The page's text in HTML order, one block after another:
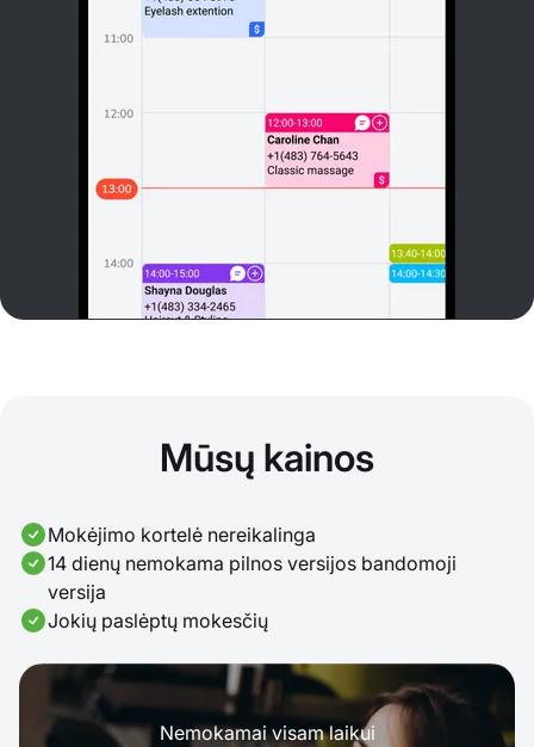
Mūsų kainos
Mokėjimo kortelė nereikalinga
14 dienų nemokama pilnos versijos bandomoji
versija
Jokių paslėptų mokesčių
Nemokamai visam laikui